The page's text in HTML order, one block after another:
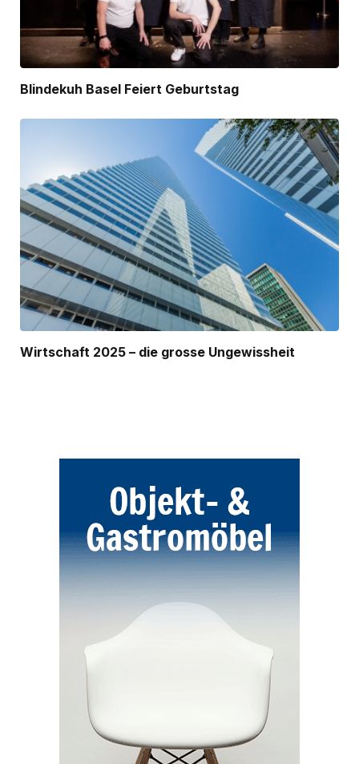
Blindekuh Basel Feiert Geburtstag
Wirtschaft 2025 – die grosse Ungewissheit